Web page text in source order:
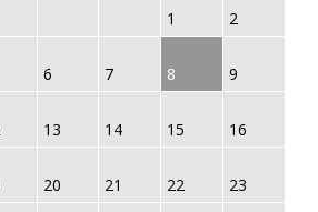
1 2
6 7 8 9
13 14 15 16
20 21 22 23